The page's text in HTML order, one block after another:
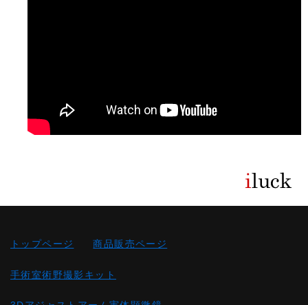
トップページ 商品販売ページ
手術室術野撮影キット